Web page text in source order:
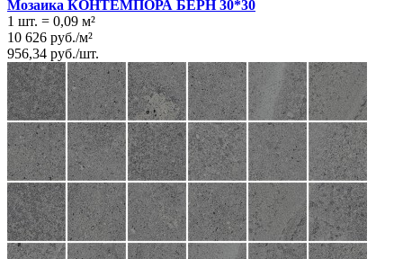
Мозаика КОНТЕМПОРА БЁРН 30*30
1 шт. = 0,09 м²
10 626 руб./м²
956,34 руб./шт.